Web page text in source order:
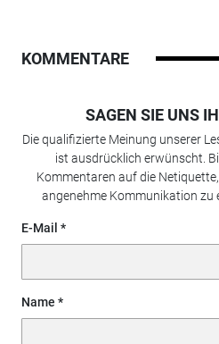
KOMMENTARE
SAGEN SIE UNS
Die qualifizierte Meinung unserer
ist ausdrücklich erwünscht.
Kommentaren auf die
angenehme Kommunikation zu
E-Mail
Name